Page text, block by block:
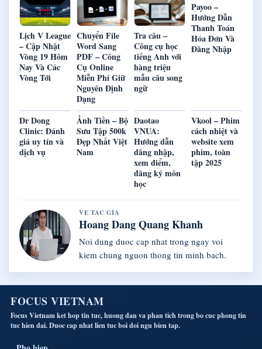
Lịch V League
– Cập Nhật
Vòng 19 Hôm
Nay Và Các
Vòng Tới
Chuyển File
Word Sang
PDF – Công
Cụ Online
Miễn Phí Giữ
Nguyên Định
Dạng
Tra câu –
Công cụ học
tiếng Anh với
hàng triệu
mẫu câu song
ngữ
Payoo –
Hướng Dẫn
Thanh Toán
Hóa Đơn Và
Đăng Nhập
Dr Dong
Clinic: Đánh
giá uy tín và
dịch vụ
Ảnh Tiền – Bộ
Sưu Tập 500k
Đẹp Nhất Việt
Nam
Daotao
VNUA:
Hướng dẫn
đăng nhập,
xem điểm,
đăng ký môn
học
Vkool – Phim
cách nhiệt và
website xem
phim, toàn
tập 2025
VE TAC GIA
Hoang Dang Quang Khanh
Noi dung duoc cap nhat trong ngay voi
kiem chung nguon thong tin minh bach.
FOCUS VIETNAM
Focus Vietnam ket hop tin tuc, huong dan va phan tich trong bo cuc phong tin
tuc hien dai. Duoc cap nhat lien tuc boi doi ngu bien tap.